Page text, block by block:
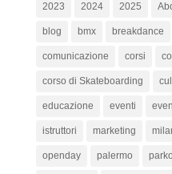
2023 2024 2025
blog bmx breakdance
comunicazione corsi
corso di Skateboarding
educazione eventi
istruttori marketing
openday palermo